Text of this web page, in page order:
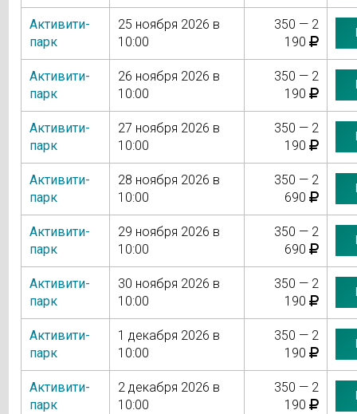
Активити-
парк
25 ноября 2026 в
10:00
350 — 2
190
Активити-
парк
26 ноября 2026 в
10:00
350 — 2
190
Активити-
парк
27 ноября 2026 в
10:00
350 — 2
190
Активити-
парк
28 ноября 2026 в
10:00
350 — 2
690
Активити-
парк
29 ноября 2026 в
10:00
350 — 2
690
Активити-
парк
30 ноября 2026 в
10:00
350 — 2
190
Активити-
парк
1 декабря 2026 в
10:00
350 — 2
190
Активити-
парк
2 декабря 2026 в
10:00
350 — 2
190